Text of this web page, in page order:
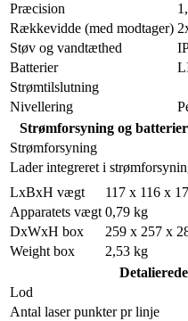
Præcision
Rækkevidde (med modtager)
Støv og vandtæthed
Batterier
Strømtilslutning
Nivellering
Strømforsyning og batterier
Strømforsyning
Lader integreret i
LxBxH vægt
117 x 116 x
Apparatets vægt 0,79 kg
DxWxH box
259 x 257 x
Weight box
2,53 kg
Lod
Antal laser punkter pr linje